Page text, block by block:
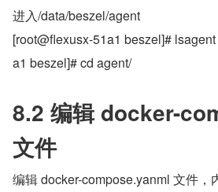
进入/data/beszel/agent
[root@flexusx-51a1 beszel]# lsagent
a1 beszel]# cd agent/
8.2 编辑 docker-
文件
编辑 docker-compose.yanml 文件，